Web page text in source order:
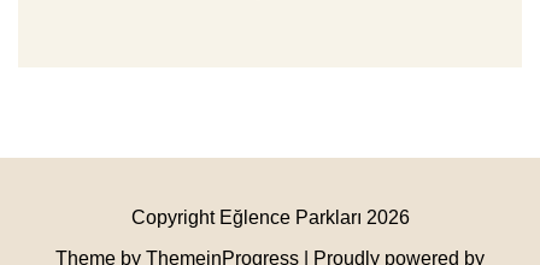
Copyright Eğlence Parkları 2026
Theme by ThemeinProgress
| Proudly powered by